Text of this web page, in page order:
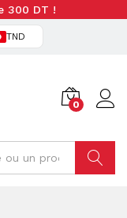
300 DT !
TND
0